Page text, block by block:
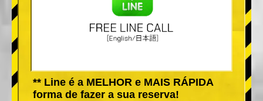
** Line é a MELHOR e MAIS RÁPIDA
forma de fazer a sua reserva!